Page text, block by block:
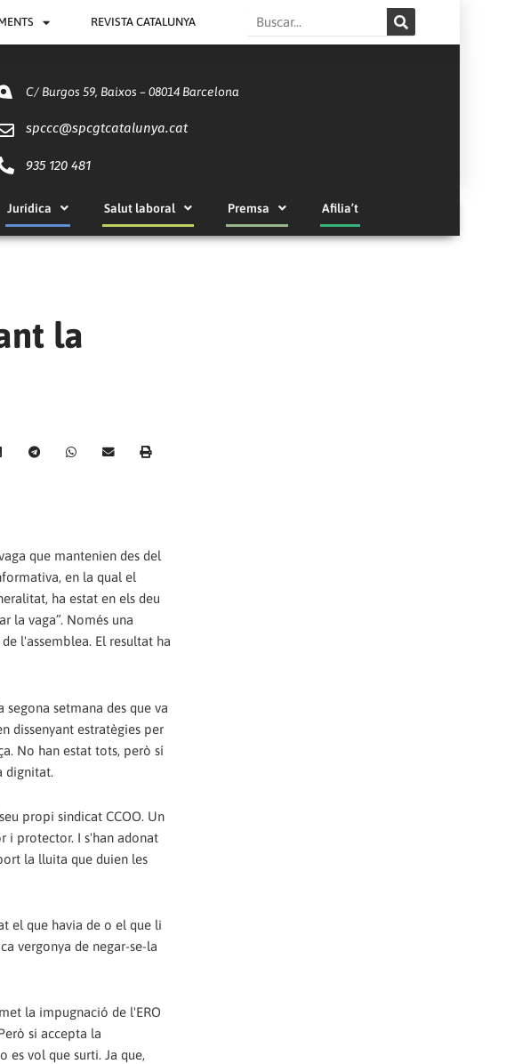
REVISTA CATALUNYA Search
C/ Burgos 59, Baixos – 08014 Barcelona
spccc@spcgtcatalunya.cat
935 120 481
Jurídica Salut laboral Premsa Afilia’t
la
que mantenien des del
en la qual el
ha estat en els deu
la vaga”. Només una
l'assemblea. El resultat ha
setmana des que va
dissenyant estratègies per
No han estat tots, però sí
dignitat.
propi sindicat CCOO. Un
i protector. I s'han adonat
la lluita que duien les
el que havia de o el que li
vergonya de negar-se-la
la impugnació de l'ERO
si accepta la
es vol que surti. Ja que,